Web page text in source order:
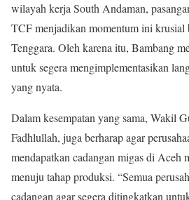
wilayah kerja South Andaman,
TCF menjadikan momentum ini
Tenggara. Oleh karena itu, Bambang
untuk segera mengimplementasikan
yang nyata.
Dalam kesempatan yang sama, Wakil
Fadhlullah, juga berharap agar
mendapatkan cadangan migas di Aceh
menuju tahap produksi. “Semua
cadangan agar segera ditingkatkan